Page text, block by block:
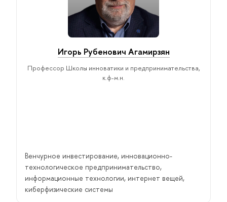
Игорь Рубенович Агамирзян
Профессор Школы инноватики и предпринимательства,
к.ф-м.н.
Венчурное инвестирование, инновационно-
технологическое предпринимательство,
информационные технологии, интернет вещей,
киберфизические системы